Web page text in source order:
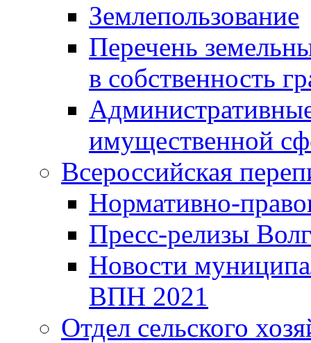
Землепользование
Перечень
в собственность
имущественной
Всероссийская
Нормативно-
Пресс-релизы
Новости
ВПН 2021
Отдел сельского